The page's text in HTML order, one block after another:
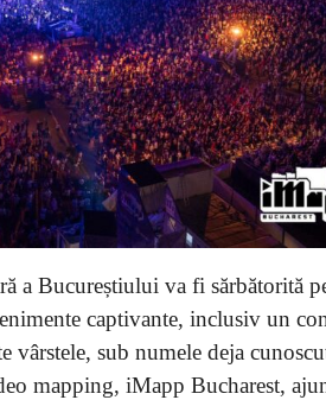
a Bucureștiului va fi sărbătorită
captivante, inclusiv un
vârstele, sub numele deja
mapping, iMapp Bucharest,